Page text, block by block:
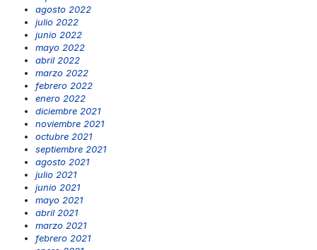
agosto 2022
julio 2022
junio 2022
mayo 2022
abril 2022
marzo 2022
febrero 2022
enero 2022
diciembre 2021
noviembre 2021
octubre 2021
septiembre 2021
agosto 2021
julio 2021
junio 2021
mayo 2021
abril 2021
marzo 2021
febrero 2021